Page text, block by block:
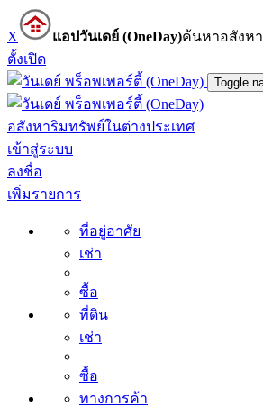
X แอปวันเดย์ (OneDay)ค้นหาอสังห
ตั้งเปิด
Toggle
อสังหาริมทรัพย์ในต่างประเทศ
เข้าสู่ระบบ
ลงชื่อ
เพิ่มรายการ
ที่อยู่อาศัย
เช่า
ซื้อ
ที่ดิน
เช่า
ซื้อ
ทางการค้า